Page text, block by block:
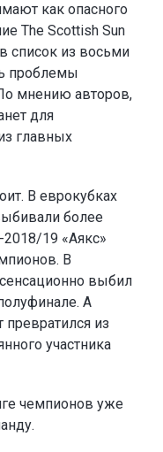
как опасного
The Scottish Sun
список из восьми
проблемы
мнению авторов,
для
главных
В еврокубках
более
19 «Аякс»
В
выбил
А
превратился из
участника
чемпионов уже